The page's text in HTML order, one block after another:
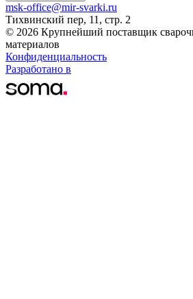
msk-office@mir-svarki.ru
Тихвинский пер, 11, стр. 2
© 2026 Крупнейший поставщик
материалов
Конфиденциальность
Разработано в